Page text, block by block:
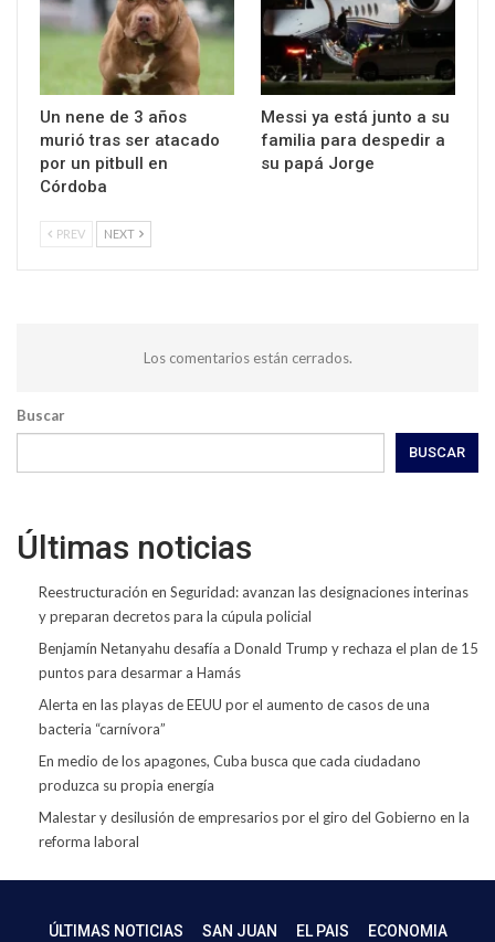
Un nene de 3 años
murió tras ser atacado
por un pitbull en
Córdoba
Messi ya está junto a su
familia para despedir a
su papá Jorge
PREV NEXT
Los comentarios están cerrados.
Buscar
BUSCAR
Últimas noticias
Reestructuración en Seguridad: avanzan las designaciones interinas
y preparan decretos para la cúpula policial
Benjamín Netanyahu desafía a Donald Trump y rechaza el plan de 15
puntos para desarmar a Hamás
Alerta en las playas de EEUU por el aumento de casos de una
bacteria “carnívora”
En medio de los apagones, Cuba busca que cada ciudadano
produzca su propia energía
Malestar y desilusión de empresarios por el giro del Gobierno en la
reforma laboral
ÚLTIMAS NOTICIAS SAN JUAN EL PAIS ECONOMIA